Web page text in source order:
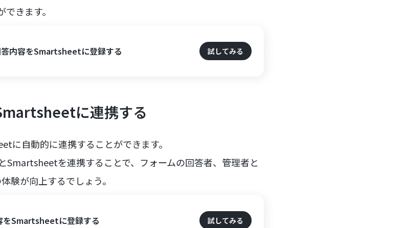
きます。
内容をSmartsheetに登録する 試してみる
に連携する
自動的に連携することができます。
を連携することで、フォームの回答者、管理者と
験が向上するでしょう。
Smartsheetに登録する 試してみる